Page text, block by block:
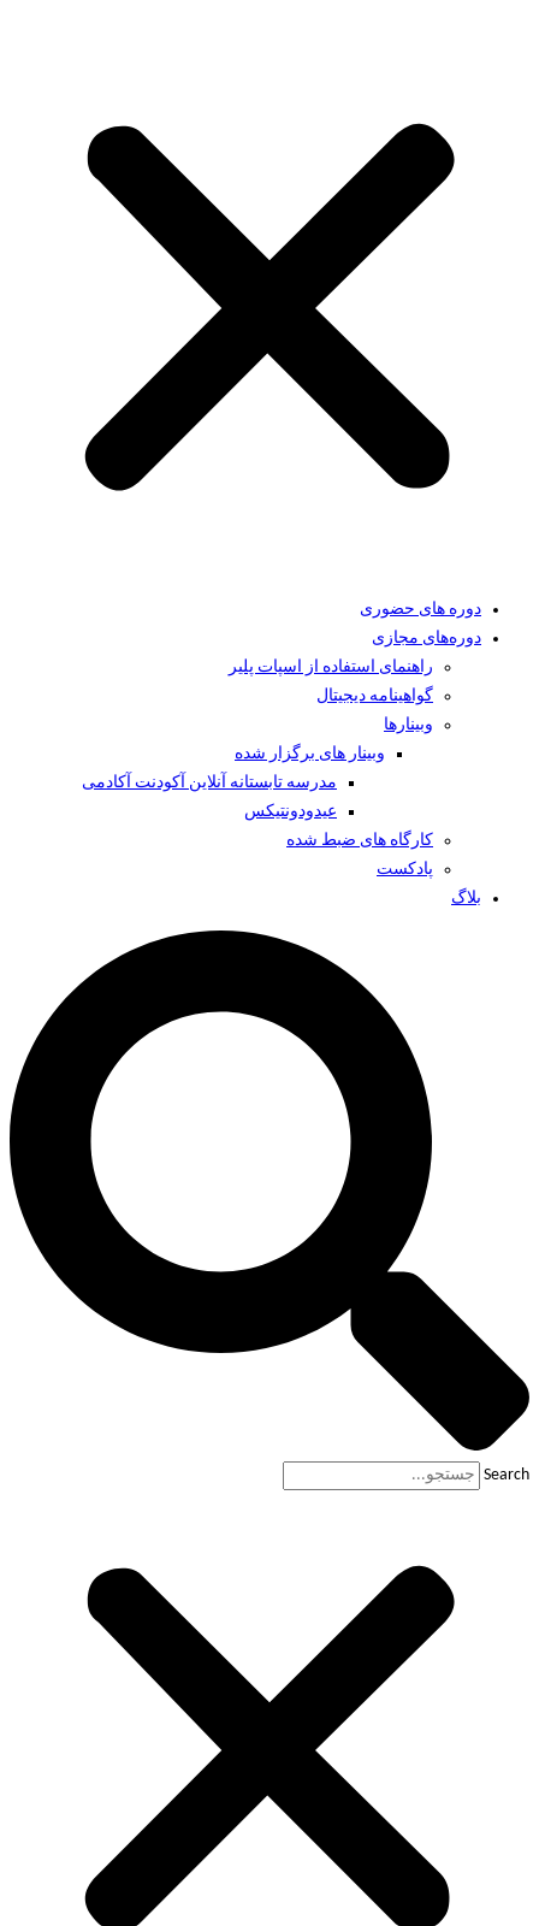
دوره های حضوری
دوره‌های مجازی
راهنمای استفاده از اسپات پلیر
گواهینامه دیجیتال
وبینار‌ها
وبینار های برگزار شده
مدرسه تابستانه آنلاین آکودنت آکادمی
عیدودونتیکس
کارگاه های ضبط شده
پادکست
بلاگ
Search